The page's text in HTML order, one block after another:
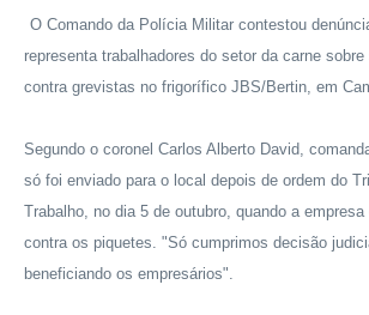
O Comando da Polícia Militar contestou
representa trabalhadores do setor da carne
contra grevistas no frigorífico JBS/Bertin, em
Segundo o coronel Carlos Alberto David,
só foi enviado para o local depois de ordem do
Trabalho, no dia 5 de outubro, quando a
contra os piquetes. "Só cumprimos decisão
beneficiando os empresários".